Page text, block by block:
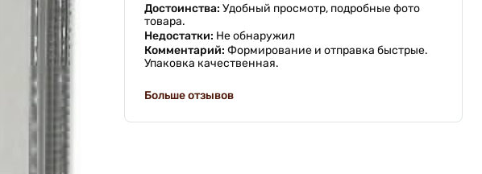
Достоинства: Удобный просмотр, подробные фото
товара.
Недостатки: Не обнаружил
Комментарий: Формирование и отправка быстрые.
Упаковка качественная.
Больше отзывов